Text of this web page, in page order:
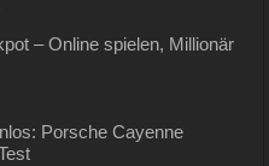
– Online spielen, Millionär
Porsche Cayenne